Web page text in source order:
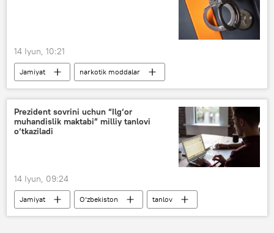
14 Iyun, 10:21
Jamiyat
narkotik moddalar
giyohvand moddalar
javobgarlik
Prezident sovrini uchun “Ilg‘or
muhandislik maktabi” milliy tanlovi
o‘tkaziladi
14 Iyun, 09:24
Jamiyat O‘zbekiston tanlov